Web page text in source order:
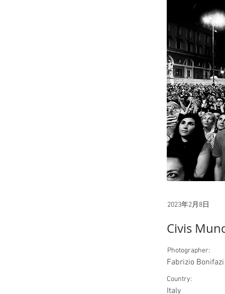
2023年2月8日
Civis
Photographer:
Fabrizio Bonifazi
Country:
Italy